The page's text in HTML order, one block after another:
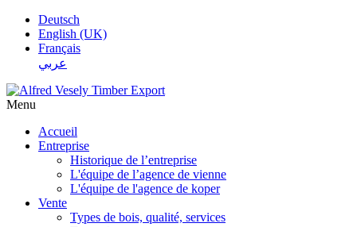
Deutsch
English (UK)
Français
عربي
Menu
Accueil
Entreprise
Historique de l’entreprise
L'équipe de l’agence de vienne
L'équipe de l'agence de koper
Vente
Types de bois, qualité, services